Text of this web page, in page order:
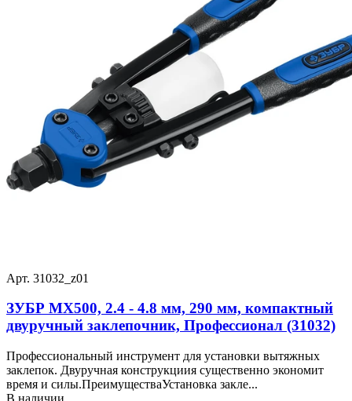
Арт. 31032_z01
ЗУБР МХ500, 2.4 - 4.8 мм, 290 мм, компактный
двуручный заклепочник, Профессионал (31032)
Профессиональный инструмент для установки вытяжных
заклепок. Двуручная конструкциия существенно экономит
время и силы.ПреимуществаУстановка закле...